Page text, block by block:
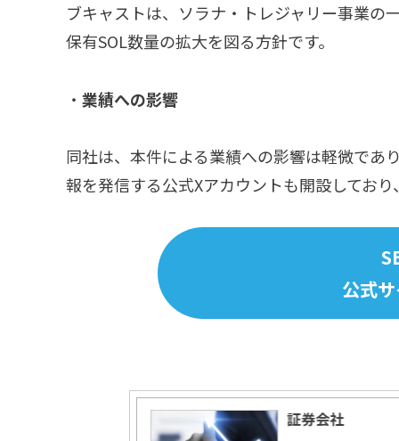
ブキャストは、ソラナ・トレジャリー事業の
保有SOL数量の拡大を図る方針です。
・ 業績への影響
同社は、本件による業績への影響は軽微であ
報を発信する公式Xアカウントも開設してお
公式